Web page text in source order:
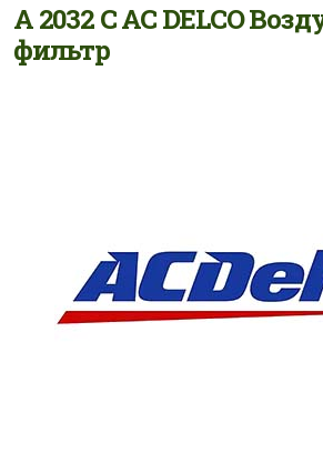
A 2032 C AC DELCO
фильтр